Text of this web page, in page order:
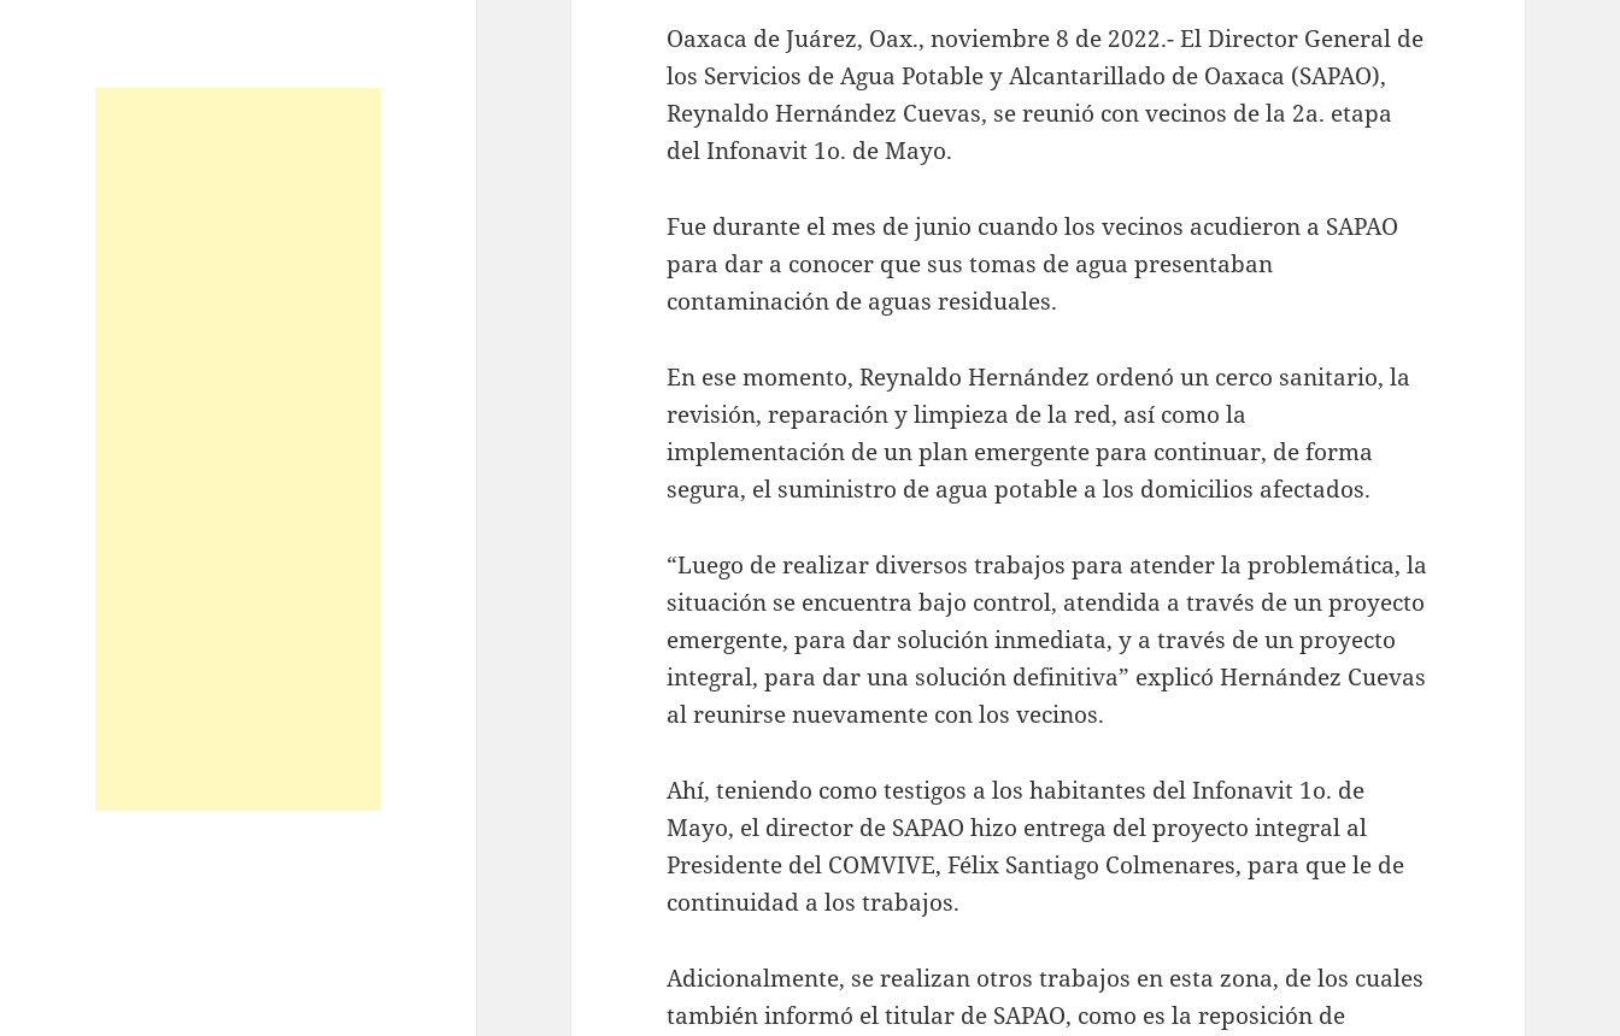
Oaxaca de Juárez, Oax., noviembre 8 de 2022.- El Director General de
los Servicios de Agua Potable y Alcantarillado de Oaxaca (SAPAO),
Reynaldo Hernández Cuevas, se reunió con vecinos de la 2a. etapa
del Infonavit 1o. de Mayo.
Fue durante el mes de junio cuando los vecinos acudieron a SAPAO
para dar a conocer que sus tomas de agua presentaban
contaminación de aguas residuales.
En ese momento, Reynaldo Hernández ordenó un cerco sanitario, la
revisión, reparación y limpieza de la red, así como la
implementación de un plan emergente para continuar, de forma
segura, el suministro de agua potable a los domicilios afectados.
“Luego de realizar diversos trabajos para atender la problemática, la
situación se encuentra bajo control, atendida a través de un proyecto
emergente, para dar solución inmediata, y a través de un proyecto
integral, para dar una solución definitiva” explicó Hernández Cuevas
al reunirse nuevamente con los vecinos.
Ahí, teniendo como testigos a los habitantes del Infonavit 1o. de
Mayo, el director de SAPAO hizo entrega del proyecto integral al
Presidente del COMVIVE, Félix Santiago Colmenares, para que le de
continuidad a los trabajos.
Adicionalmente, se realizan otros trabajos en esta zona, de los cuales
también informó el titular de SAPAO, como es la reposición de